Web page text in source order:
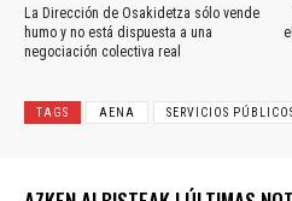
La Dirección de Osakidetza sólo vende
humo y no está dispuesta a una
negociación colectiva real
TAGS AENA SERVICIOS